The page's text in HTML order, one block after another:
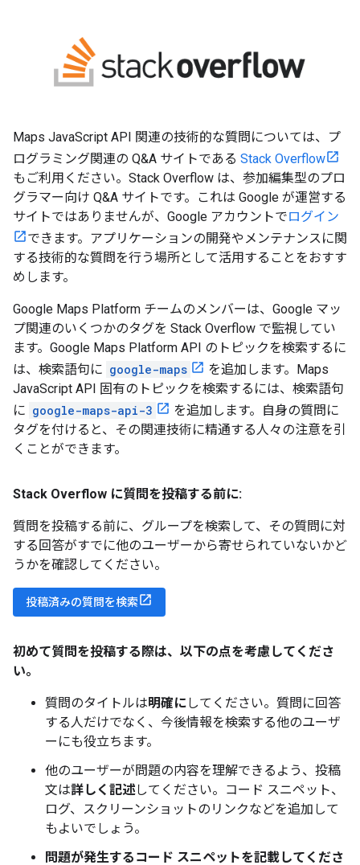
Maps JavaScript API 関連の技術的な質問については、プ
ログラミング関連の Q&A サイトである Stack Overflow
もご利用ください。Stack Overflow は、参加編集型のプロ
グラマー向け Q&A サイトです。これは Google が運営する
サイトではありませんが、Google アカウントでログイン
できます。アプリケーションの開発やメンテナンスに関
する技術的な質問を行う場所として活用することをおすす
めします。
Google Maps Platform チームのメンバーは、Google マッ
プ関連のいくつかのタグを Stack Overflow で監視してい
ます。Google Maps Platform API のトピックを検索するに
は、検索語句に google-maps
を追加します。Maps
JavaScript API 固有のトピックを検索するには、検索語句
に google-maps-api-3
を追加します。自身の質問に
タグを付けると、その関連技術に精通する人々の注意を引
くことができます。
Stack Overflow に質問を投稿する前に:
質問を投稿する前に、グループを検索して、その質問に対
する回答がすでに他のユーザーから寄せられていないかど
うかを確認してください。
投稿済みの質問を検索
初めて質問を投稿する際は、以下の点を考慮してくださ
い。
質問のタイトルは明確にしてください。質問に回答
する人だけでなく、今後情報を検索する他のユーザ
ーにも役立ちます。
他のユーザーが問題の内容を理解できるよう、投稿
文は詳しく記述してください。コード スニペット、
ログ、スクリーンショットのリンクなどを追加して
もよいでしょう。
問題が発生するコード スニペットを記載してくださ